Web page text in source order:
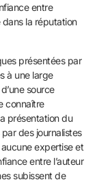
entre
dans la réputation
présentées par
à une large
source
connaître
présentation du
des journalistes
expertise et
entre l’auteur
subissent de